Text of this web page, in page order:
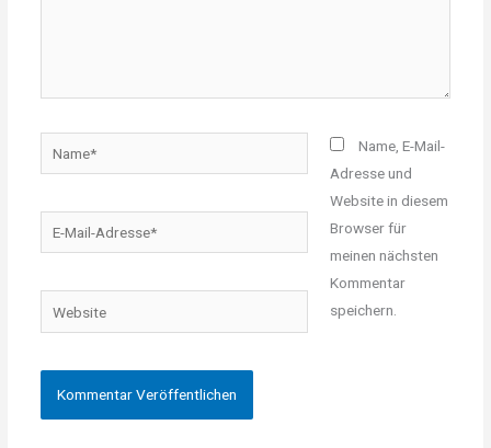
Mail-
Website
Name, E-Mail-
Adresse und
Website in diesem
Browser für
meinen nächsten
Kommentar
speichern.